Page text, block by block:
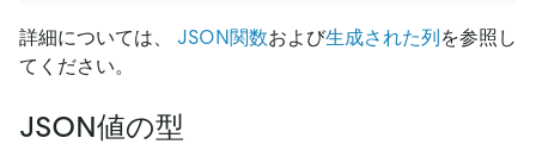
詳細については、 JSON関数および生成された列を参照し
てください。
JSON値の型